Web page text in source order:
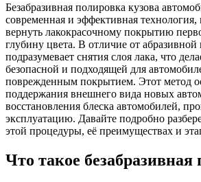
Безабразивная полировка кузова
современная и эффективная
вернуть лакокрасочному покрытию
глубину цвета. В отличие от
подразумевает снятия слоя лака, что
безопасной и подходящей для
поврежденным покрытием. Этот метод
поддержания внешнего вида новых
восстановления блеска автомобилей,
эксплуатацию. Давайте подробно
этой процедуры, её преимуществах и
Что такое безабразивная